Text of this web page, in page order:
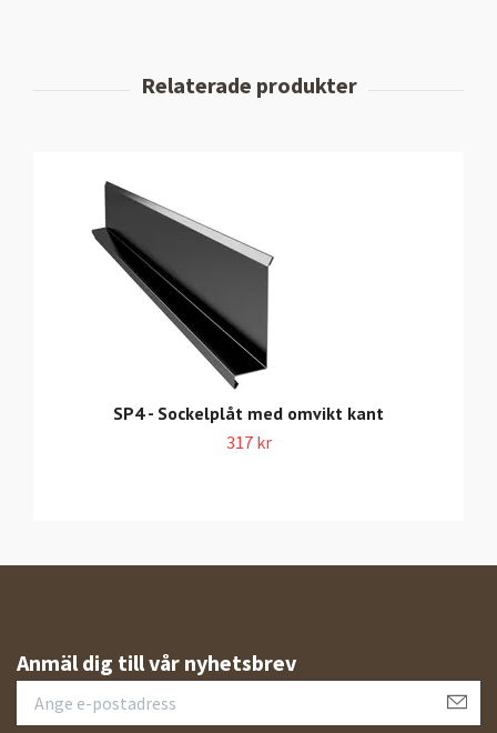
SP4 - Sockelplåt med omvikt kant
317 kr
Anmäl dig till vår nyhetsbrev